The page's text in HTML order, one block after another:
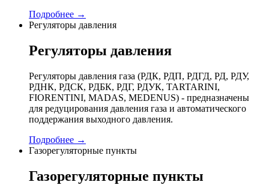
Подробнее →
Регуляторы давления
Регуляторы давления
Регуляторы давления газа (РДК, РДП, РДГД, РД, РДУ,
РДНК, РДСК, РДБК, РДГ, РДУК, TARTARINI,
FIORENTINI, MADAS, MEDENUS) - предназначены
для редуцирования давления газа и автоматического
поддержания выходного давления.
Подробнее →
Газорегуляторные пункты
Газорегуляторные пункты